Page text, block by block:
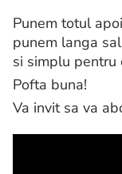
Punem totul
punem langa
si simplu pentru
Pofta buna!
Va invit sa va